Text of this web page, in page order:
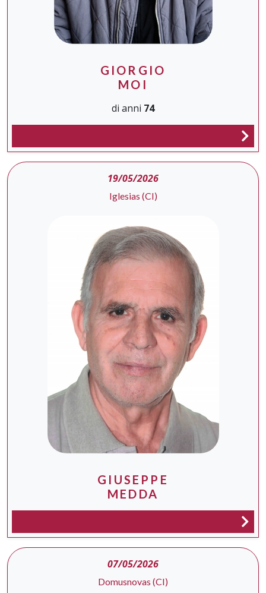
GIORGIO
MOI
di anni 74
19/05/2026
Iglesias (CI)
GIUSEPPE
MEDDA
07/05/2026
Domusnovas (CI)